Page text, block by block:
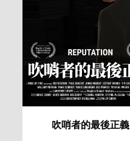
吹哨者的最後正義